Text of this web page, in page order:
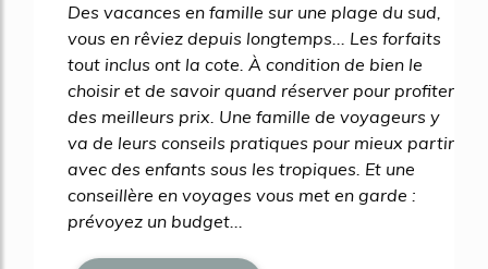
Des vacances en famille sur une plage du sud,
vous en rêviez depuis longtemps... Les forfaits
tout inclus ont la cote. À condition de bien le
choisir et de savoir quand réserver pour profiter
des meilleurs prix. Une famille de voyageurs y
va de leurs conseils pratiques pour mieux partir
avec des enfants sous les tropiques. Et une
conseillère en voyages vous met en garde :
prévoyez un budget...